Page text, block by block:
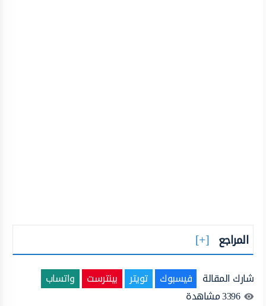
المراجع
شارك المقالة فيسبوك تويتر بينترست
واتساب
3396مشاهدة